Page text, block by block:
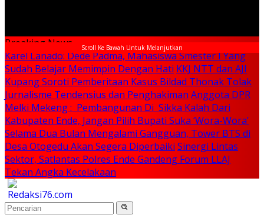
Scroll Ke Bawah Untuk Melanjutkan
Breaking News
Karel Lanado: Dede Padma, Mahasiswa Smester I Yang
Sudah Belajar Memimpin Dengan Hati KKJ NTT dan AJI
Kupang Soroti Pemberitaan Kasus Bildad Thonak Tolak
Jurnalisme Tendensius dan Penghakiman Anggota DPR
Melki Mekeng : Pembangunan Di Sikka Kalah Dari
Kabupaten Ende, Jangan Pilih Bupati Suka ‘Wora-Wora’
Selama Dua Bulan Mengalami Gangguan, Tower BTS di
Desa Otogedu Akan Segera Diperbaiki Sinergi Lintas
Sektor, Satlantas Polres Ende Gandeng Forum LLAJ
Tekan Angka Kecelakaan